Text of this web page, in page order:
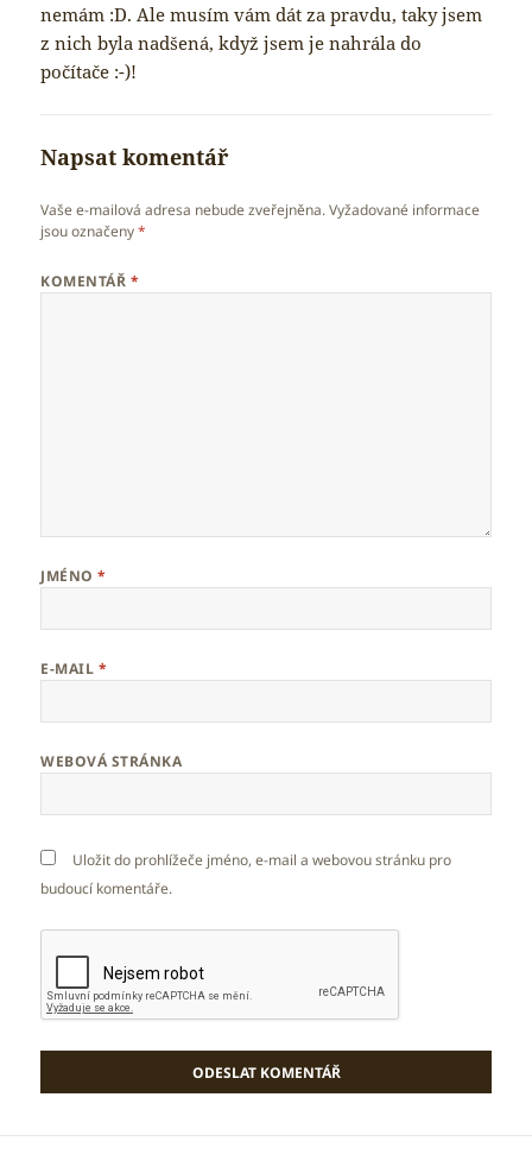
nemám :D. Ale musím vám dát za pravdu, taky jsem
z nich byla nadšená, když jsem je nahrála do
počítače :-)!
Napsat komentář
Vaše e-mailová adresa nebude zveřejněna. Vyžadované informace
jsou označeny*
KOMENTÁŘ *
JMÉNO*
E-MAIL *
WEBOVÁ STRÁNKA
Uložit do prohlížeče jméno, e-mail a webovou stránku pro
budoucí komentáře.